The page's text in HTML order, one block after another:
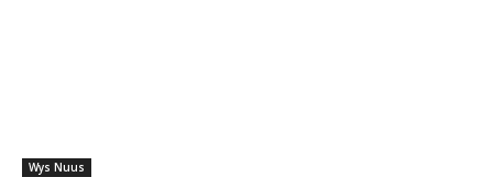
Wys Nuus